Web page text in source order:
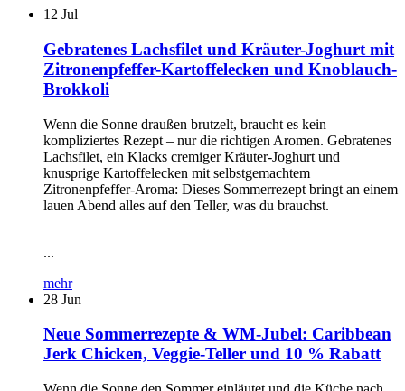
12 Jul
Gebratenes Lachsfilet und Kräuter-Joghurt mit
Zitronenpfeffer-Kartoffelecken und Knoblauch-
Brokkoli
Wenn die Sonne draußen brutzelt, braucht es kein
kompliziertes Rezept – nur die richtigen Aromen. Gebratenes
Lachsfilet, ein Klacks cremiger Kräuter-Joghurt und
knusprige Kartoffelecken mit selbstgemachtem
Zitronenpfeffer-Aroma: Dieses Sommerrezept bringt an einem
lauen Abend alles auf den Teller, was du brauchst.
...
mehr
28 Jun
Neue Sommerrezepte & WM-Jubel: Caribbean
Jerk Chicken, Veggie-Teller und 10 % Rabatt